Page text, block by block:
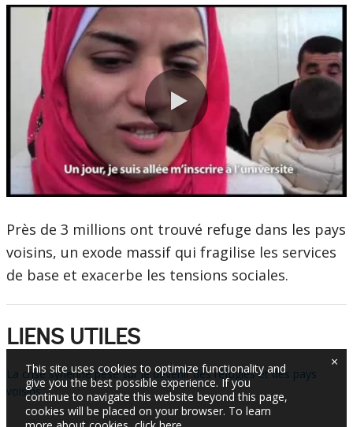
0:00 / 3:39
Près de 3 millions ont trouvé refuge dans les pays
voisins, un exode massif qui fragilise les services
de base et exacerbe les tensions sociales.
LIENS UTILES
La crise syrienne pèse sur le devenir des réfugiés et des pays
voisins
This site uses cookies to optimize functionality and
give you the best possible experience. If you
continue to navigate this website beyond this page,
cookies will be placed on your browser. To learn
×